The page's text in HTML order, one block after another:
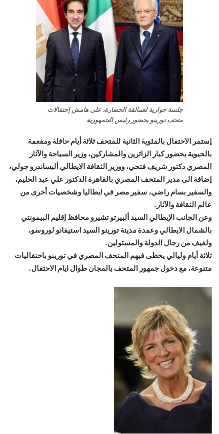
جلسة حوارية لعمالقة الحضارة، على هامش إحتفالات
متحف تورينو بحضور رئيس الجمهورية
إستمر الاحتفال بالمئوية الثانية للمتحف ثلاثة أيام حافلة ومفعمة
بالحيوية بحضور كبار الزائرين والمشاركين، وزير السياحة والآثار
المصري دكتور شريف فتحي، ووزير الثقافة الايطالي أليساندرو جولي،
إضافة الى مدير المتحف المصري بالقاهرة الدكتور علي عبد الحليم،
والسفير بسام راضي، سفير مصر في ايطاليا وشخصيات أخرى من
عالم الثقافة والآثار.
وعن الجانب الإيطالي السيد ألبيرتو تشيرو محافظ إقليم البيمونتي
بالشمال الايطالي وعمدة مدينة تورينو السيد استيفانو لوروسو،
ولفيف من رجال الدولة والمسئولين.
ثلاثة أيام وليالي يحظى فيهم المتحف المصري في تورينو باحتفاليات
متنوعة، مع دخول جمهور المتحف بالمجان طوال ايام الاحتفال.